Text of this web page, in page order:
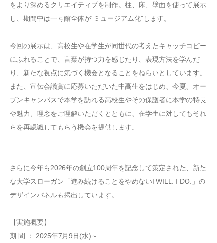
をより深めるクリエイティブを制作。柱、床、壁面を使って展示
し、期間中は一号館全体が"ミュージアム化"します。
今回の展示は、高校生や在学生が同世代の考えたキャッチコピー
にふれることで、言葉が持つ力を感じたり、表現方法を学んだ
り、新たな視点に気づく機会となることをねらいとしています。
また、宣伝会議賞に応募いただいた中高生をはじめ、今夏、オー
プンキャンパスで本学を訪れる高校生やその保護者に本学の特長
や魅力、理念をご理解いただくとともに、在学生に対してもそれ
らを再認識してもらう機会を提供します。
さらに今年も2026年の創立100周年を記念して策定された、新た
な大学スローガン「進み続けることをやめないI WILL. I DO.」の
デザインパネルも掲出しています。
【実施概要】
期 間 ： 2025年7月9日(水)～